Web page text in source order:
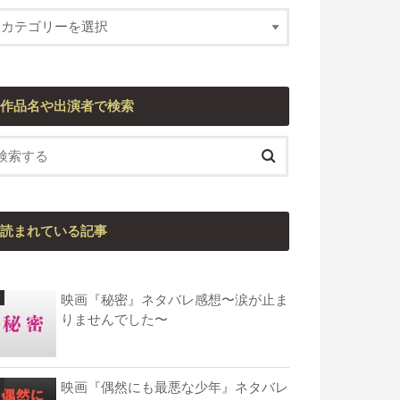
作品名や出演者で検索
読まれている記事
映画『秘密』ネタバレ感想〜涙が止ま
りませんでした〜
映画『偶然にも最悪な少年』ネタバレ